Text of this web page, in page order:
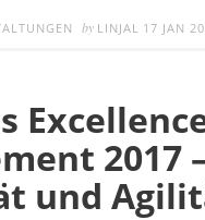
by LINJAL 17 JAN
2017
und